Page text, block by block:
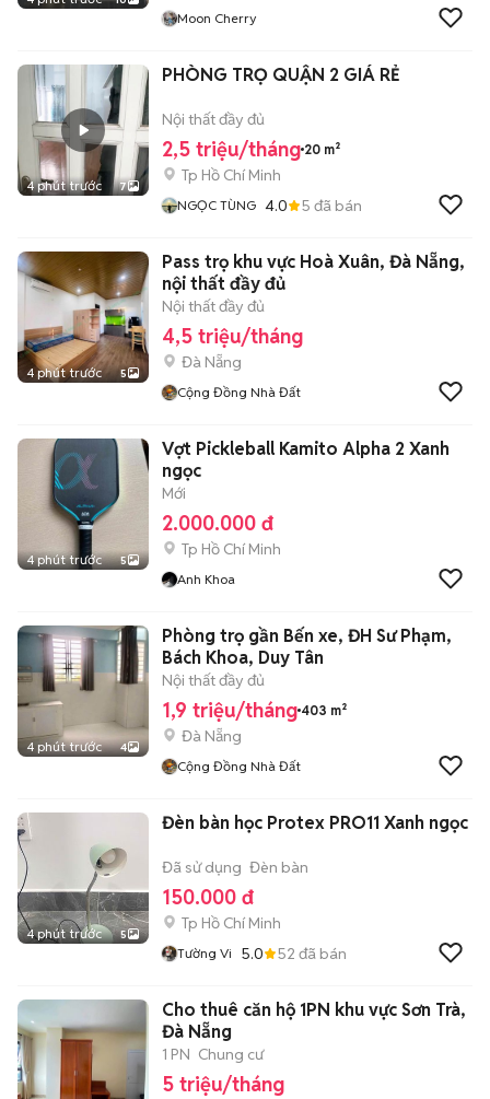
Moon Cherry
4 phút trước 7
PHÒNG TRỌ QUẬN 2 GIÁ RẺ
Nội thất đầy đủ
2,5 triệu/tháng 20 m²
Tp Hồ Chí Minh
NGỌC TÙNG 4.0 5 đã bán
4 phút trước 5
Pass trọ khu vực Hoà Xuân, Đà Nẵng,
nội thất đầy đủ
Nội thất đầy đủ
4,5 triệu/tháng
Đà Nẵng
Cộng Đồng Nhà Đất
4 phút trước 5
Vợt Pickleball Kamito Alpha 2 Xanh
ngọc
Mới
2.000.000 đ
Tp Hồ Chí Minh
Anh Khoa
4 phút trước 4
Phòng trọ gần Bến xe, ĐH Sư Phạm,
Bách Khoa, Duy Tân
Nội thất đầy đủ
1,9 triệu/tháng 403 m²
Đà Nẵng
Cộng Đồng Nhà Đất
4 phút trước 5
Đèn bàn học Protex PRO11 Xanh ngọc
Đã sử dụng Đèn bàn
150.000 đ
Tp Hồ Chí Minh
Tường Vi 5.0 52 đã bán
Cho thuê căn hộ 1PN khu vực Sơn Trà,
Đà Nẵng
1 PN Chung cư
5 triệu/tháng